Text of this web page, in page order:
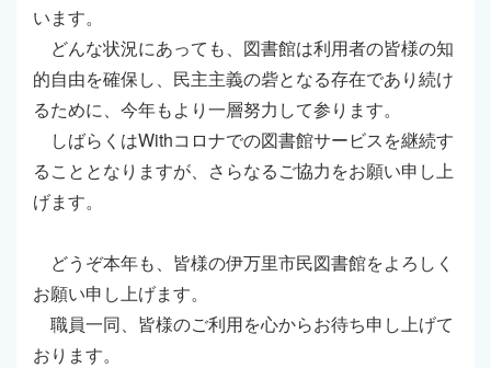
います。
どんな状況にあっても、図書館は利用者の皆様の知
的自由を確保し、民主主義の砦となる存在であり続け
るために、今年もより一層努力して参ります。
しばらくはWithコロナでの図書館サービスを継続す
ることとなりますが、さらなるご協力をお願い申し上
げます。
どうぞ本年も、皆様の伊万里市民図書館をよろしく
お願い申し上げます。
職員一同、皆様のご利用を心からお待ち申し上げて
おります。